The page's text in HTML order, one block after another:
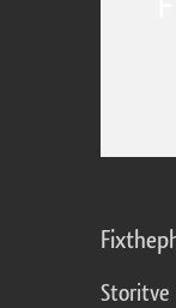
Storitve